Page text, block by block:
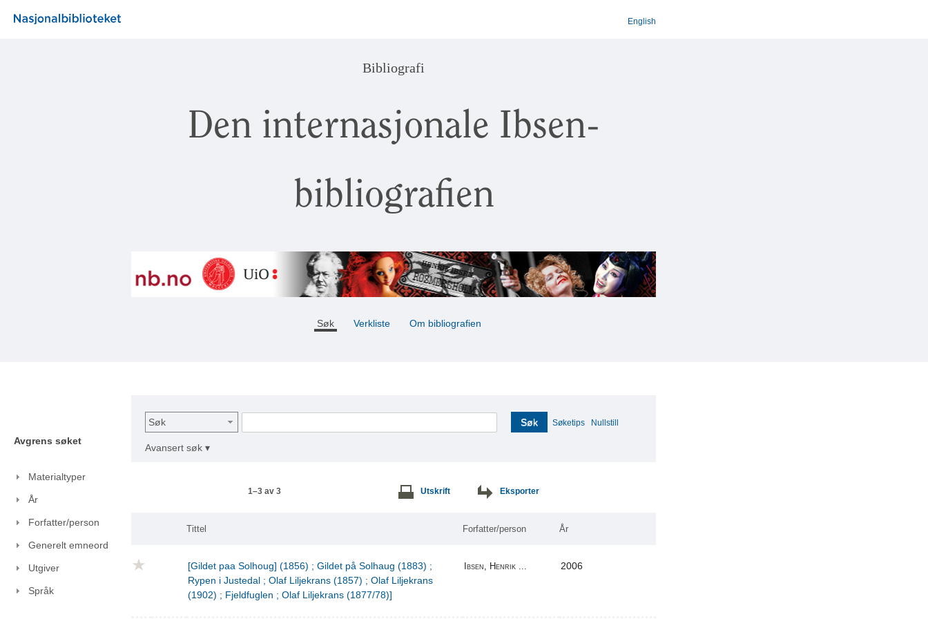
English
Bibliografi
Den internasjonale Ibsen-
bibliografien
Søk Verkliste Om bibliografien
Avgrens søket
Materialtyper
År
Forfatter/person
Generelt emneord
Utgiver
Språk
Søk Søk Søketips Nullstill
Avansert søk ▾
1–3 av 3 Utskrift Eksporter
Tittel Forfatter/person År
[Gildet paa Solhoug] (1856) ; Gildet på Solhaug (1883) ;
Rypen i Justedal ; Olaf Liljekrans (1857) ; Olaf Liljekrans
(1902) ; Fjeldfuglen ; Olaf Liljekrans (1877/78)]
Ibsen, Henrik ... 2006